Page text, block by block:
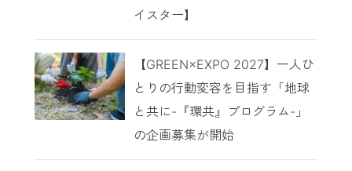
イスター】
【GREEN×EXPO 2027】一人ひ
とりの行動変容を目指す「地球
と共に-『環共』プログラム-」
の企画募集が開始